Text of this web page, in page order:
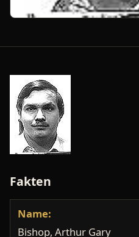
Fakten
Name:
Bishop, Arthur Gary